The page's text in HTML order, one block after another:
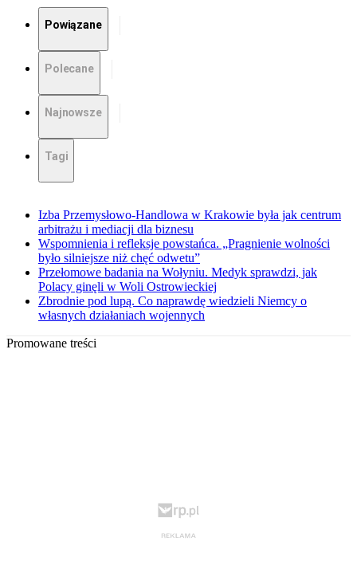
Powiązane
Polecane
Najnowsze
Tagi
Izba Przemysłowo-Handlowa w Krakowie była jak centrum
arbitrażu i mediacji dla biznesu
Wspomnienia i refleksje powstańca. „Pragnienie wolności
było silniejsze niż chęć odwetu”
Przełomowe badania na Wołyniu. Medyk sprawdzi, jak
Polacy ginęli w Woli Ostrowieckiej
Zbrodnie pod lupą. Co naprawdę wiedzieli Niemcy o
własnych działaniach wojennych
Promowane treści